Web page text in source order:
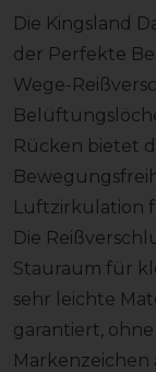
Die Kingsland
der Perfekte
Wege-
Rücken bietet
Luftzirkulation
Die
Stauraum für
sehr leichte
garantiert,
Markenzeichen